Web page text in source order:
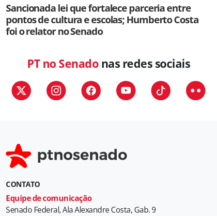
Sancionada lei que fortalece parceria entre
pontos de cultura e escolas; Humberto Costa
foi o relator no Senado
PT no Senadonas redes sociais
CONTATO
Equipe de comunicação
Senado Federal, Ala Alexandre Costa, Gab. 9